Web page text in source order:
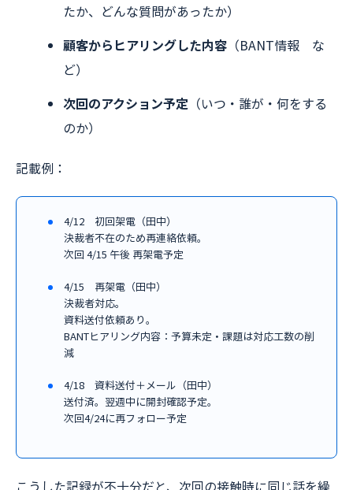
たか、どんな質問があったか）
顧客からヒアリングした内容 （BANT情報 な
ど）
次回のアクション予定 （いつ・誰が・何をする
のか）
記載例：
4/12 初回架電（田中）
決裁者不在のため再連絡依頼。
次回 4/15 午後 再架電予定
4/15 再架電（田中）
決裁者対応。
資料送付依頼あり。
BANTヒアリング内容：予算未定・課題は対応工数の削
減
4/18 資料送付＋メール（田中）
送付済。翌週中に開封確認予定。
次回4/24に再フォロー予定
こうした記録が不十分だと、次回の接触時に同じ話を繰